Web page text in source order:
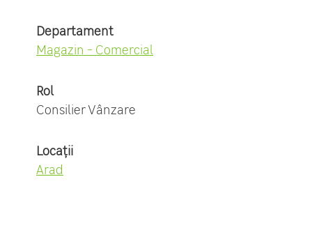
Departament
Magazin - Comercial
Rol
Consilier Vânzare
Locații
Arad